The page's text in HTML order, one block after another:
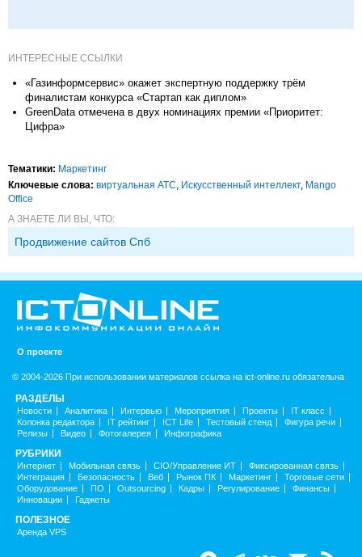
ИНТЕРЕСНЫЕ ССЫЛКИ
«Газинформсервис» окажет экспертную поддержку трём
финалистам конкурса «Стартап как диплом»
GreenData отмечена в двух номинациях премии «Приоритет:
Цифра»
Тематики: Маркетинг
Ключевые слова: виртуальная АТС, Искусственный интеллект, Mango
Office
А ЗНАЕТЕ ЛИ ВЫ, ЧТО:
Продвижение сайтов Спб
О проекте
© 2004-2026 При использовании материалов ссылка на ict-online.ru обязательна
РАЗДЕЛЫ
Новости Аналитика Интервью Мероприятия Проекты
IT класс
Колонка редактора
IT рейтинг ICT Life Тестовый стенд
Фигура речи
Релизы
Видео Фотогалерея Инфографика
РУБРИКИ
Интернет Мобильная связь CIO/Управление ИТ
Фиксированная связь
Интеграция
Безопасность Веб Рынок ПК Маркетинг
Торговые сети
Оборудование
ПО Outsourcing Кадры Регулирование
Финансы
Инновации
Гаджеты
ПОЛЕЗНОЕ
Аренда VPS